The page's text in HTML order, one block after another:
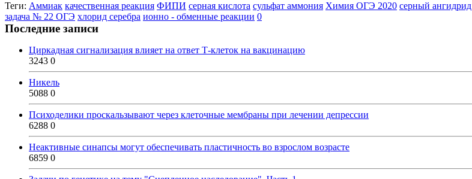
Теги: Аммиак качественная реакция ФИПИ серная кислота сульфат аммония Химия ОГЭ 2020 серный ангидрид
задача № 22 ОГЭ хлорид серебра ионно - обменные реакции 0
Последние записи
Циркадная сигнализация влияет на ответ Т-клеток на вакцинацию
3243 0
Никель
5088 0
Психоделики проскальзывают через клеточные мембраны при лечении депрессии
6288 0
Неактивные синапсы могут обеспечивать пластичность во взрослом возрасте
6859 0